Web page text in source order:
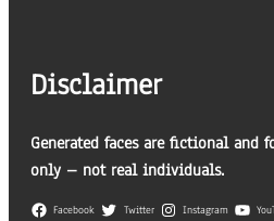
Disclaimer
Generated faces are fictional and
only – not real individuals.
Facebook Twitter Instagram